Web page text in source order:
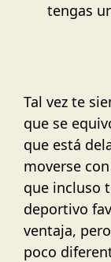
tengas
Tal vez te
que se
que está
moverse
que incluso
deportivo
ventaja,
poco